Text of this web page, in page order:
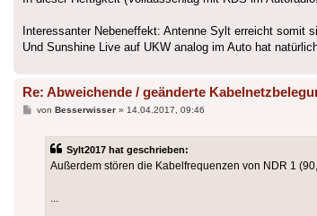
Interessanter Nebeneffekt: Antenne Sylt erreicht somit
Und Sunshine Live auf UKW analog im Auto hat
Re: Abweichende / geänderte
Beitrag
von Besserwisser» 14.04.2017, 09:46
Sylt2017 hat geschrieben:
Außerdem stören die Kabelfrequenzen von NDR 1
...